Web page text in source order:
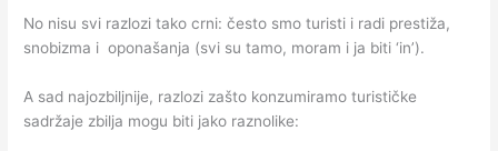
No nisu svi razlozi tako crni: često smo turisti i radi prestiža,
snobizma i oponašanja (svi su tamo, moram i ja biti ‘in’).
A sad najozbiljnije, razlozi zašto konzumiramo turističke
sadržaje zbilja mogu biti jako raznolike: